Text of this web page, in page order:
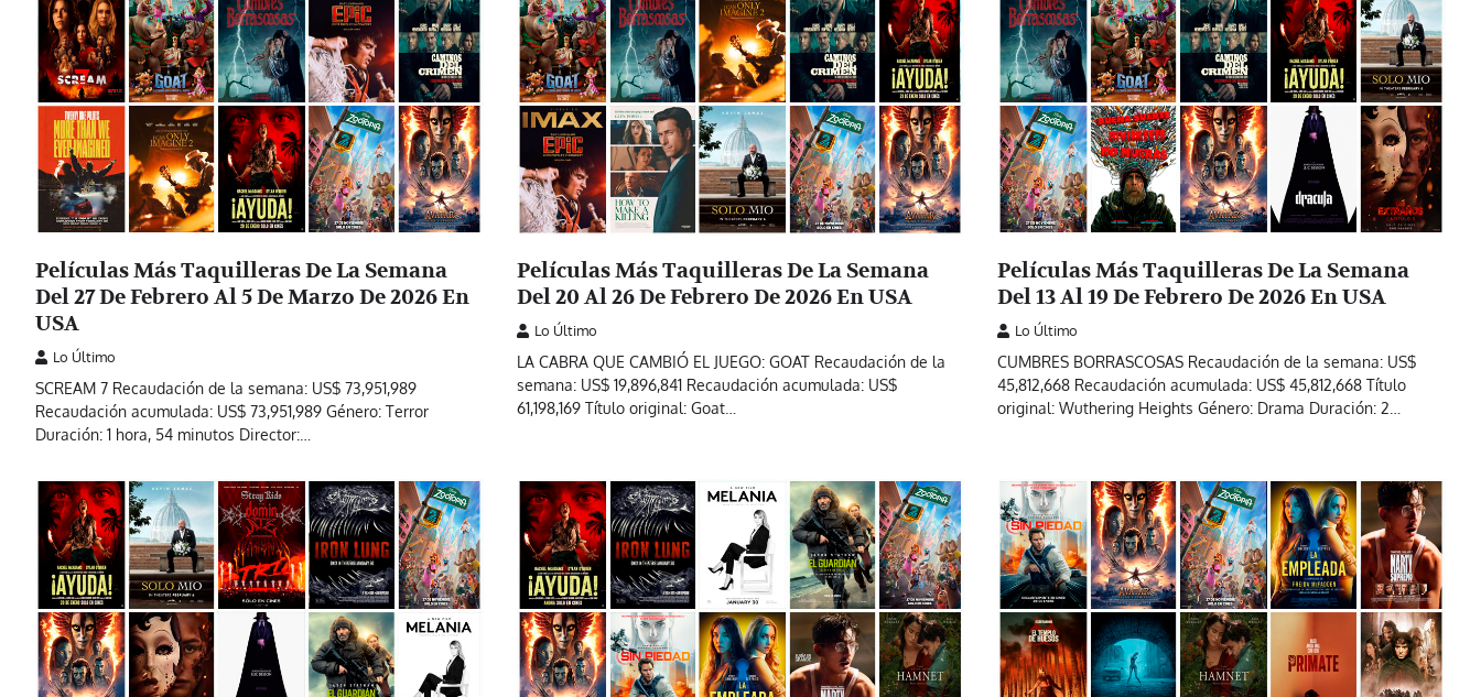
Películas Más Taquilleras De La Semana
Del 27 De Febrero Al 5 De Marzo De 2026 En
USA
Lo Último
SCREAM 7 Recaudación de la semana: US$ 73,951,989
Recaudación acumulada: US$ 73,951,989 Género: Terror
Duración: 1 hora, 54 minutos Director:…
Películas Más Taquilleras De La Semana
Del 20 Al 26 De Febrero De 2026 En USA
Lo Último
LA CABRA QUE CAMBIÓ EL JUEGO: GOAT Recaudación de la
semana: US$ 19,896,841 Recaudación acumulada: US$
61,198,169 Título original: Goat…
Películas Más Taquilleras De La Semana
Del 13 Al 19 De Febrero De 2026 En USA
Lo Último
CUMBRES BORRASCOSAS Recaudación de la semana: US$
45,812,668 Recaudación acumulada: US$ 45,812,668 Título
original: Wuthering Heights Género: Drama Duración: 2…